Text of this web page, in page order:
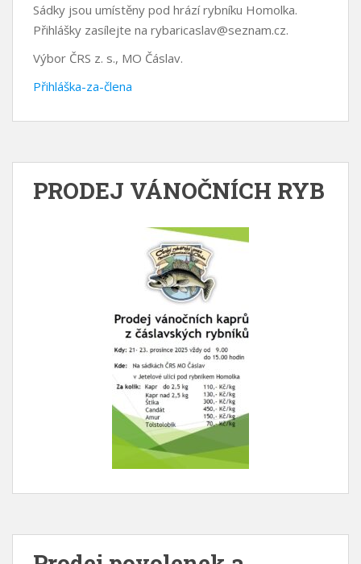
Sádky jsou umístěny pod hrází rybníku Homolka.
Přihlášky zasílejte na rybaricaslav@seznam.cz.
Výbor ČRS z. s., MO Čáslav.
Přihláška-za-člena
PRODEJ VÁNOČNÍCH RYB